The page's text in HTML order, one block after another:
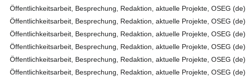
Öffentlichkeitsarbeit, Besprechung, Redaktion, aktuelle Projekte, OSEG (de)
Öffentlichkeitsarbeit, Besprechung, Redaktion, aktuelle Projekte, OSEG (de)
Öffentlichkeitsarbeit, Besprechung, Redaktion, aktuelle Projekte, OSEG (de)
Öffentlichkeitsarbeit, Besprechung, Redaktion, aktuelle Projekte, OSEG (de)
Öffentlichkeitsarbeit, Besprechung, Redaktion, aktuelle Projekte, OSEG (de)
Öffentlichkeitsarbeit, Besprechung, Redaktion, aktuelle Projekte, OSEG (de)